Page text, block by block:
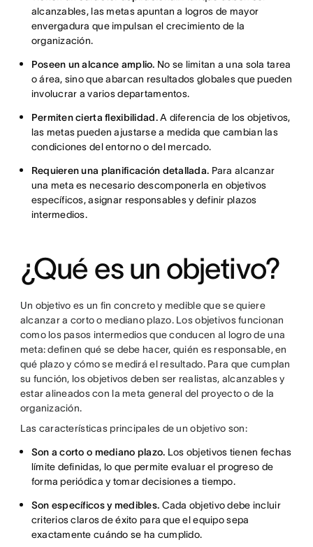
alcanzables, las metas apuntan a logros de mayor
envergadura que impulsan el crecimiento de la
organización.
Poseen un alcance amplio. No se limitan a una sola tarea
o área, sino que abarcan resultados globales que pueden
involucrar a varios departamentos.
Permiten cierta flexibilidad.A diferencia de los objetivos,
las metas pueden ajustarse a medida que cambian las
condiciones del entorno o del mercado.
Requieren una planificación detallada. Para alcanzar
una meta es necesario descomponerla en objetivos
específicos, asignar responsables y definir plazos
intermedios.
¿Qué es un objetivo?
Un objetivo es un fin concreto y medible que se quiere
alcanzar a corto o mediano plazo. Los objetivos funcionan
como los pasos intermedios que conducen al logro de una
meta: definen qué se debe hacer, quién es responsable, en
qué plazo y cómo se medirá el resultado. Para que cumplan
su función, los objetivos deben ser realistas, alcanzables y
estar alineados con la meta general del proyecto o de la
organización.
Las características principales de un objetivo son:
Son a corto o mediano plazo. Los objetivos tienen fechas
límite definidas, lo que permite evaluar el progreso de
forma periódica y tomar decisiones a tiempo.
Son específicos y medibles. Cada objetivo debe incluir
criterios claros de éxito para que el equipo sepa
exactamente cuándo se ha cumplido.